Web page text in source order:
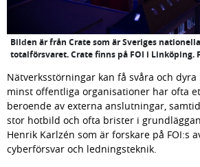
Bilden är från Crate som är Sveriges
totalförsvaret. Crate finns på FOI i Linköping.
Nätverksstörningar kan få svåra och dyra
minst offentliga organisationer har ofta
beroende av externa anslutningar,
stor hotbild och ofta brister i
Henrik Karlzén som är forskare på FOI:s
cyberförsvar och ledningsteknik.